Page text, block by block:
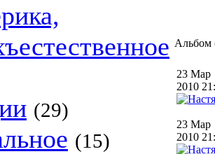
(29)
(15)
Альбом
23 Мар
2010
23 Мар
2010